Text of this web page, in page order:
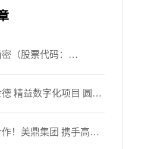
（股票代码：
） 正式启动 管理升级
塑项目！
精益数字化项目 圆满
！美鼎集团 携手高胜